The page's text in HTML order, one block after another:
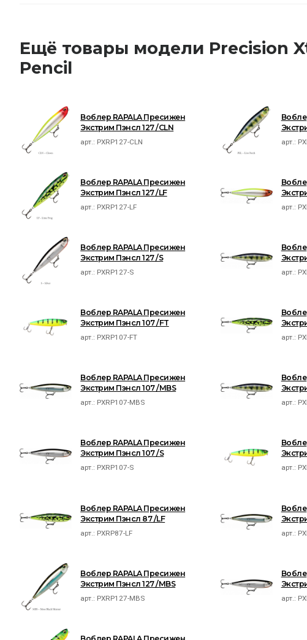
Ещё товары модели Precision
Pencil
Воблер RAPALA Пресижен
Экстрим Пэнсл 127 /CLN
арт.: PXRP127-CLN арт.:
Воблер RAPALA Пресижен
Экстрим Пэнсл 127 /LF
арт.: PXRP127-LF арт.:
Воблер RAPALA Пресижен
Экстрим Пэнсл 127 /S
арт.: PXRP127-S арт.:
Воблер RAPALA Пресижен
Экстрим Пэнсл 107 /FT
арт.: PXRP107-FT арт.:
Воблер RAPALA Пресижен
Экстрим Пэнсл 107 /MBS
арт.: PXRP107-MBS арт.:
Воблер RAPALA Пресижен
Экстрим Пэнсл 107 /S
арт.: PXRP107-S арт.:
Воблер RAPALA Пресижен
Экстрим Пэнсл 87 /LF
арт.: PXRP87-LF арт.:
Воблер RAPALA Пресижен
Экстрим Пэнсл 127 /MBS
арт.: PXRP127-MBS арт.: